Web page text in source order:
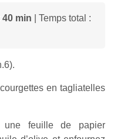
40 min | Temps total :
en tagliatelles
une feuille de papier